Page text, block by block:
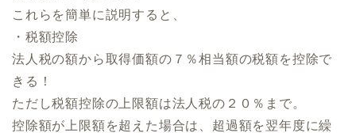
これらを簡単に説明すると、
・税額控除
法人税の額から取得価額の７％相当額の税額を控除で
きる！
ただし税額控除の上限額は法人税の２０％まで。
控除額が上限額を超えた場合は、超過額を翌年度に繰